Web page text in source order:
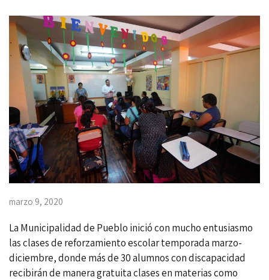
marzo 9, 2020
La Municipalidad de Pueblo inició con mucho entusiasmo
las clases de reforzamiento escolar temporada marzo-
diciembre, donde más de 30 alumnos con discapacidad
recibirán de manera gratuita clases en materias como